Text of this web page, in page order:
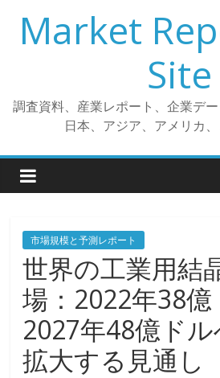
プ
Market
Site
調査資料、産業レポート、企業デー
日本、アジア、アメリカ、
市場規模と予測レポート
世界の工業用結
場：2022年38億
2027年48億ド
拡大する見通し